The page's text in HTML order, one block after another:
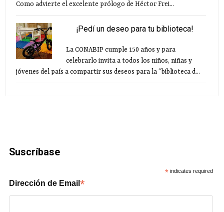
Como advierte el excelente prólogo de Héctor Frei...
¡Pedí un deseo para tu biblioteca!
La CONABIP cumple 150 años y para
celebrarlo invita a todos los niños, niñas y
jóvenes del país a compartir sus deseos para la “biblioteca d...
Suscríbase
* indicates required
Dirección de Email*